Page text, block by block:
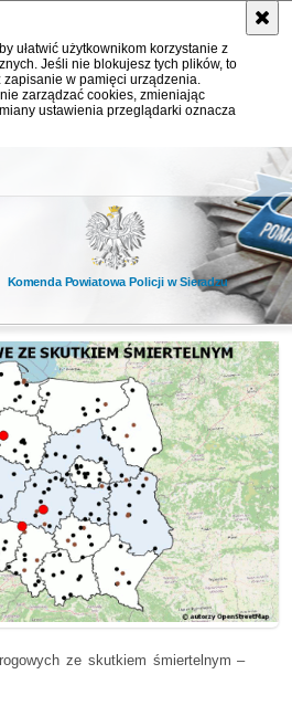
ułatwić użytkownikom korzystanie z
Jeśli nie blokujesz tych plików, to
w pamięci urządzenia.
zarządzać cookies, zmieniając
ustawienia przeglądarki oznacza
Komenda Powiatowa Policji w Sieradzu
ze skutkiem śmiertelnym –